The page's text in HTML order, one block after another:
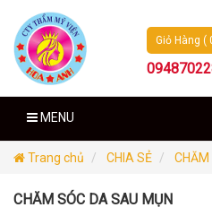
Giỏ Hàng (
MENU
Trang chủ CHIA SẺ CHĂM
CHĂM SÓC DA SAU MỤN